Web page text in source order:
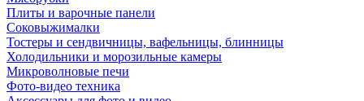
Плиты и варочные панели
Соковыжималки
Тостеры и сендвичницы, вафельницы, блинницы
Холодильники и морозильные камеры
Микроволновые печи
Фото-видео техника